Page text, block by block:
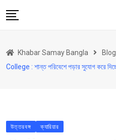
to
উত্তরবঙ্গ
আরও কিছু
Khabar Samay Bangla Blog
College : শান্ত পরিবেশে পড়ার সুযোগ করে
উত্তরবঙ্গ ক্যারিয়ার